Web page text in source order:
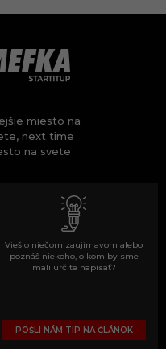
miesto na
next time
na svete
Vieš o niečom zaujímavom alebo
poznáš niekoho, o kom by sme
mali určite napísať?
POŠLI NÁM TIP NA ČLÁNOK